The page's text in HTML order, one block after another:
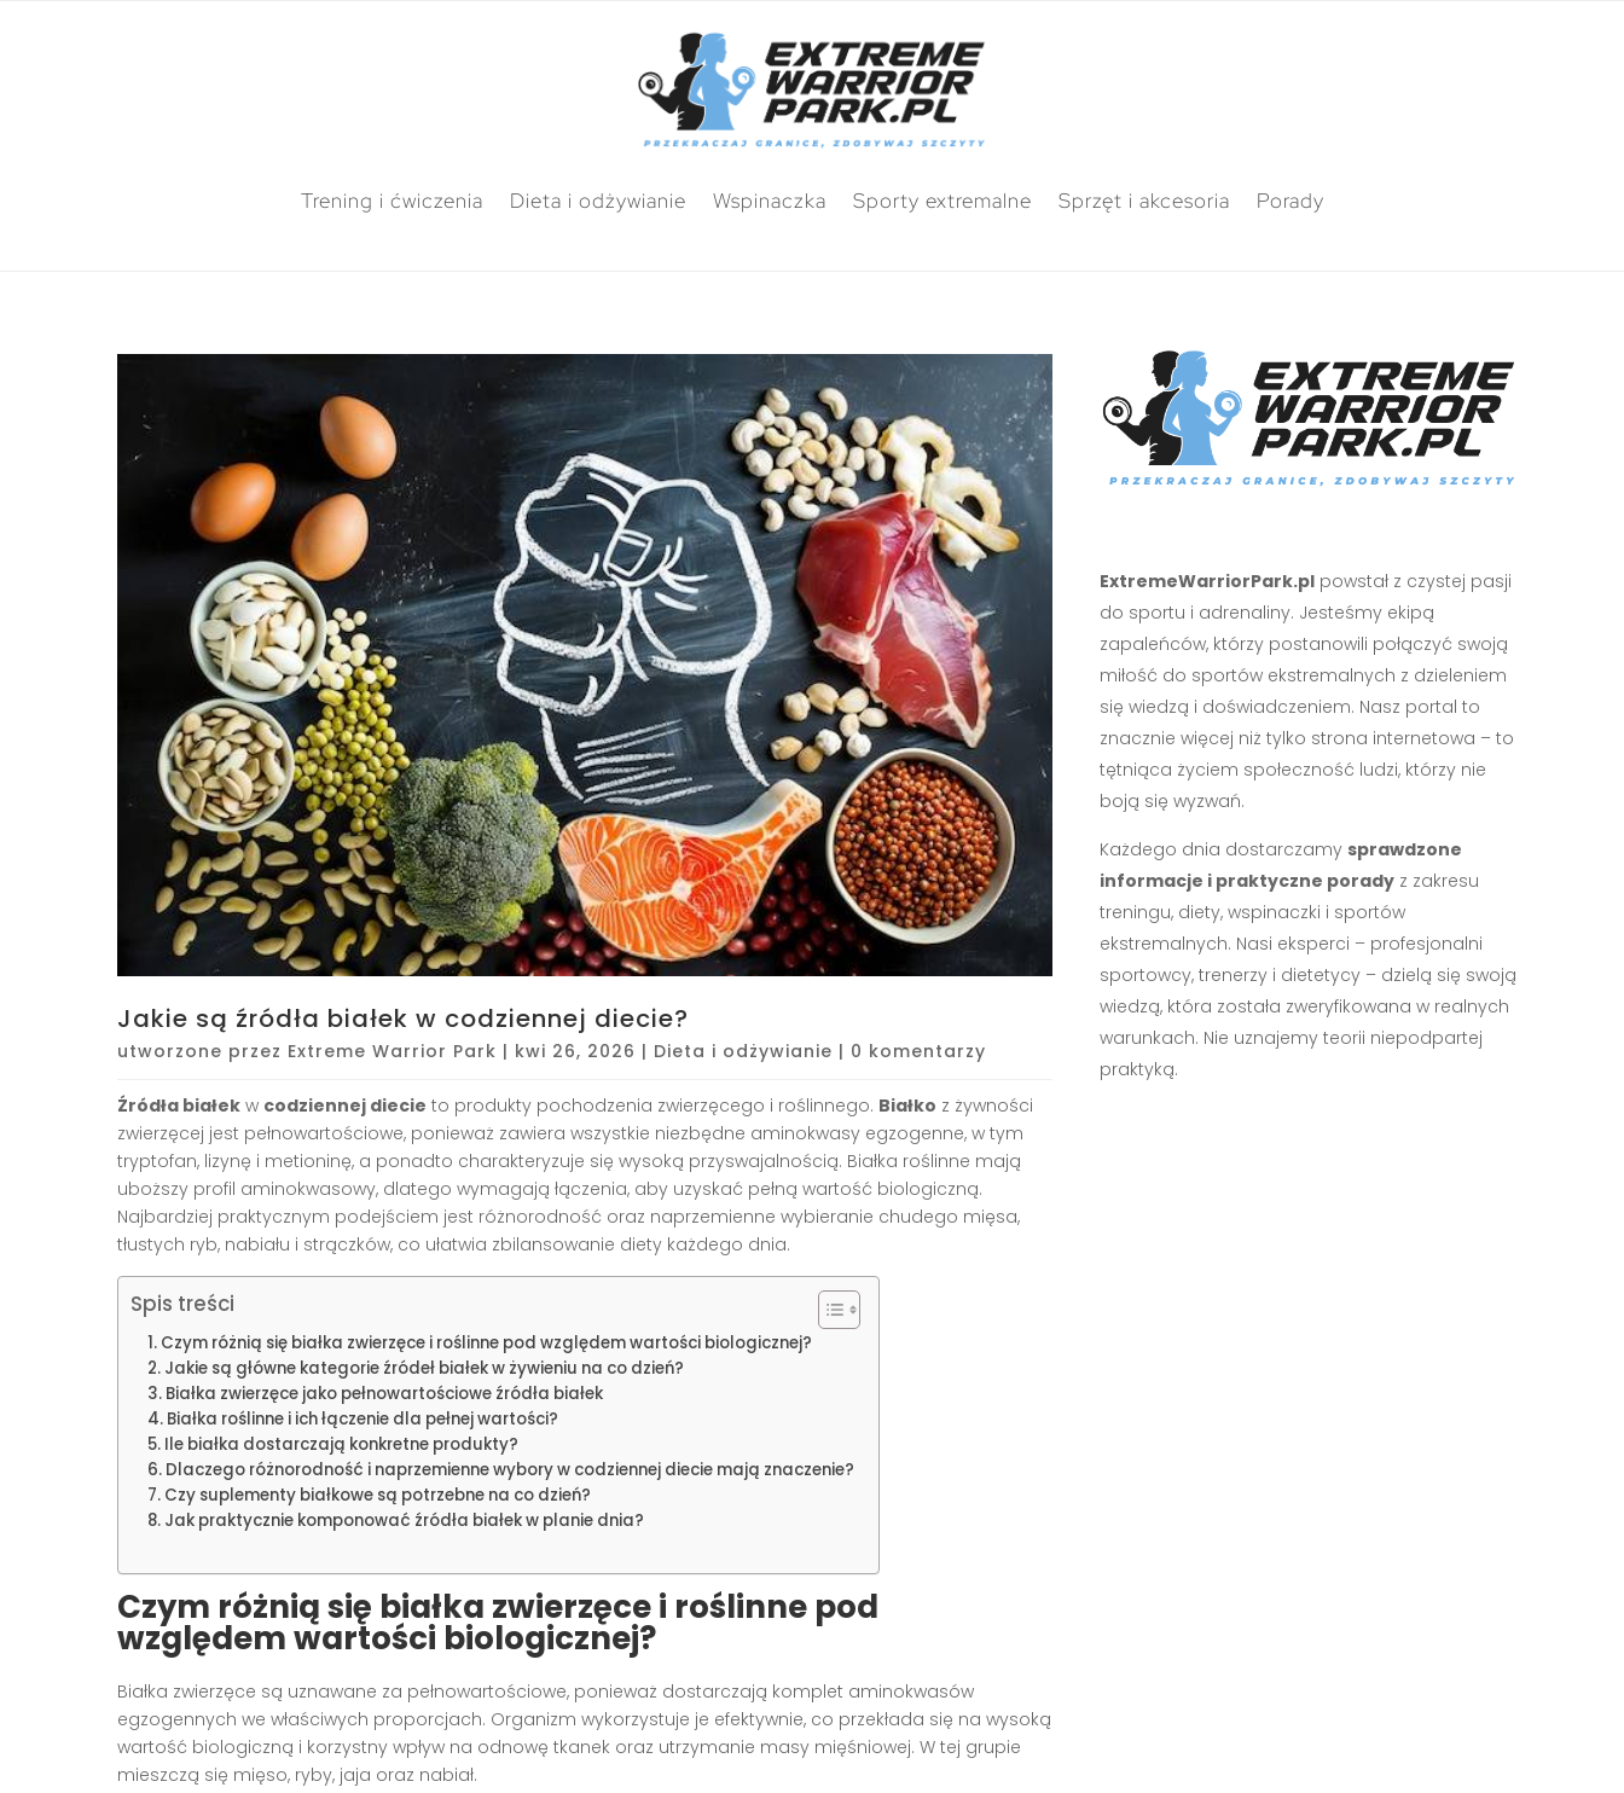
Trening i ćwiczenia Dieta i odżywianie Wspinaczka Sporty extremalne Sprzęt i akcesoria Porady
Jakie są źródła białek w codziennej diecie?
utworzone przez Extreme Warrior Park | kwi 26, 2026 | Dieta i odżywianie | 0 komentarzy
Źródła białek w codziennej diecie to produkty pochodzenia zwierzęcego i roślinnego. Białko z żywności
zwierzęcej jest pełnowartościowe, ponieważ zawiera wszystkie niezbędne aminokwasy egzogenne, w tym
tryptofan, lizynę i metioninę, a ponadto charakteryzuje się wysoką przyswajalnością. Białka roślinne mają
uboższy profil aminokwasowy, dlatego wymagają łączenia, aby uzyskać pełną wartość biologiczną.
Najbardziej praktycznym podejściem jest różnorodność oraz naprzemienne wybieranie chudego mięsa,
tłustych ryb, nabiału i strączków, co ułatwia zbilansowanie diety każdego dnia.
Spis treści
Czym różnią się białka zwierzęce i roślinne pod względem wartości biologicznej?
Jakie są główne kategorie źródeł białek w żywieniu na co dzień?
Białka zwierzęce jako pełnowartościowe źródła białek
Białka roślinne i ich łączenie dla pełnej wartości?
Ile białka dostarczają konkretne produkty?
Dlaczego różnorodność i naprzemienne wybory w codziennej diecie mają znaczenie?
Czy suplementy białkowe są potrzebne na co dzień?
Jak praktycznie komponować źródła białek w planie dnia?
Czym różnią się białka zwierzęce i roślinne pod
względem wartości biologicznej?
Białka zwierzęce są uznawane za pełnowartościowe, ponieważ dostarczają komplet aminokwasów
egzogennych we właściwych proporcjach. Organizm wykorzystuje je efektywnie, co przekłada się na wysoką
wartość biologiczną i korzystny wpływ na odnowę tkanek oraz utrzymanie masy mięśniowej. W tej grupie
mieszczą się mięso, ryby, jaja oraz nabiał.
ExtremeWarriorPark.plpowstał z czystej pasji
do sportu i adrenaliny. Jesteśmy ekipą
zapaleńców, którzy postanowili połączyć swoją
miłość do sportów ekstremalnych z dzieleniem
się wiedzą i doświadczeniem. Nasz portal to
znacznie więcej niż tylko strona internetowa – to
tętniąca życiem społeczność ludzi, którzy nie
boją się wyzwań.
Każdego dnia dostarczamy sprawdzone
informacje i praktyczne poradyz zakresu
treningu, diety, wspinaczki i sportów
ekstremalnych. Nasi eksperci – profesjonalni
sportowcy, trenerzy i dietetycy – dzielą się swoją
wiedzą, która została zweryfikowana w realnych
warunkach. Nie uznajemy teorii niepodpartej
praktyką.